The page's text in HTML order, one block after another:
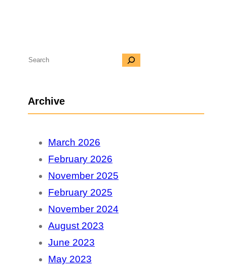
S
Archive
March 2026
February 2026
November 2025
February 2025
November 2024
August 2023
June 2023
May 2023